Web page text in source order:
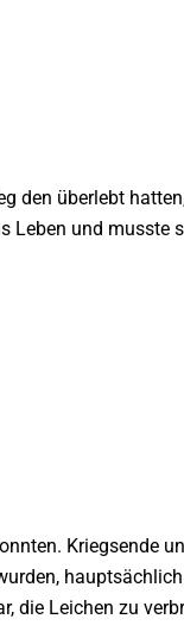
den überlebt
Leben und musste
Kriegsende
die Leichen zu